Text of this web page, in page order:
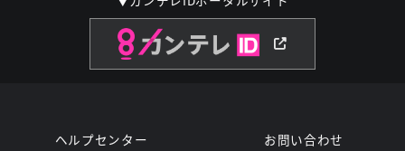
ヘルプセンター お問い合わせ